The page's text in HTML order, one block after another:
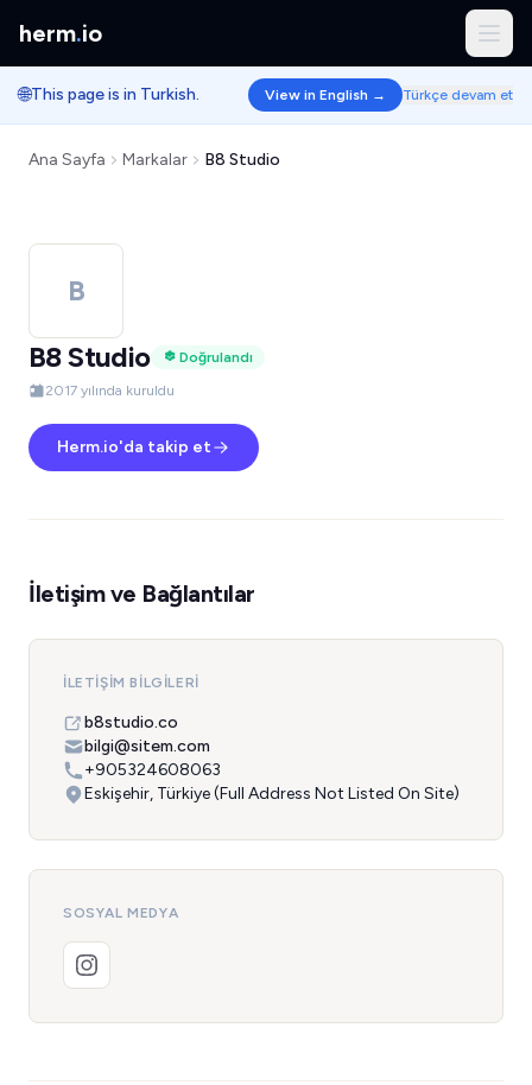
herm.io
🌐This page is in Turkish. View in English → Türkçe devam et
Ana Sayfa Markalar B8 Studio
B
B8 Studio
Doğrulandı
2017 yılında kuruldu
Herm.io'da takip et
İletişim ve Bağlantılar
İLETIŞIM BILGILERI
b8studio.co
bilgi@sitem.com
+905324608063
Eskişehir, Türkiye (Full Address Not Listed On Site)
SOSYAL MEDYA